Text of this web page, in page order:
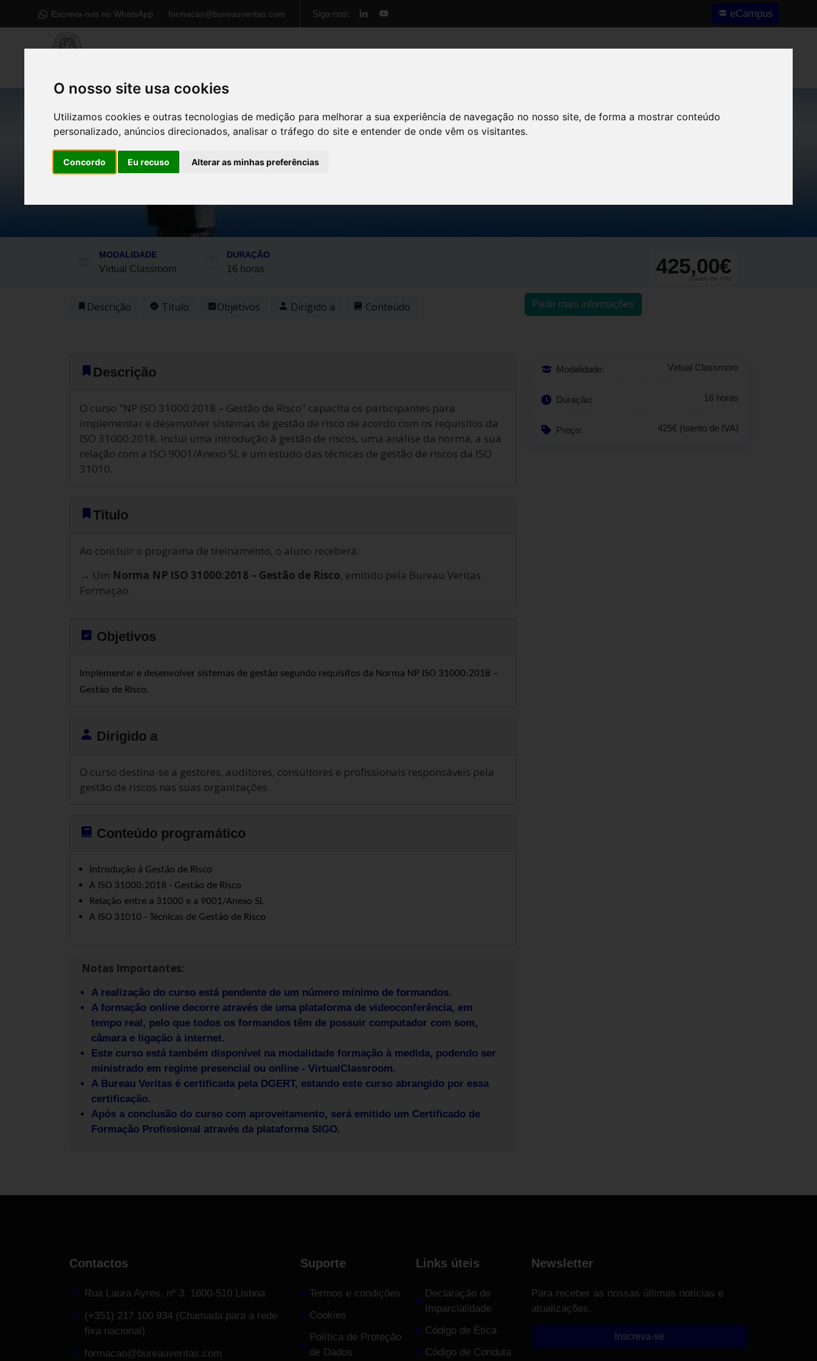
O nosso site usa cookies
Utilizamos cookies e outras tecnologias de medição para melhorar a sua experiência de navegação no nosso site, de forma a mostrar conteúdo
personalizado, anúncios direcionados, analisar o tráfego do site e entender de onde vêm os visitantes.
Concordo Eu recuso Alterar as minhas preferências
Escreva-nos no WhatsApp formacao@bureauveritas.com Siga-nos: eCampus
Curso de Norma NP ISO 31000:2018 – Gestão de Risco
MODALIDADE
Virtual Classroom
DURAÇÃO
16 horas 425,00€
(Isento de IVA)
Descrição Título Objetivos Dirigido a Conteúdo Pedir mais informações
Descrição
O curso "NP ISO 31000:2018 – Gestão de Risco" capacita os participantes para
implementar e desenvolver sistemas de gestão de risco de acordo com os requisitos da
ISO 31000:2018. Inclui uma introdução à gestão de riscos, uma análise da norma, a sua
relação com a ISO 9001/Anexo SL e um estudo das técnicas de gestão de riscos da ISO
31010.
Título
Ao concluir o programa de treinamento, o aluno receberá:
→ Um Norma NP ISO 31000:2018 – Gestão de Risco, emitido pela Bureau Veritas
Formaçao.
Objetivos
Implementar e desenvolver sistemas de gestão segundo requisitos da Norma NP ISO 31000:2018 –
Gestão de Risco.
Dirigido a
O curso destina-se a gestores, auditores, consultores e profissionais responsáveis pela
gestão de riscos nas suas organizações.
Conteúdo programático
Introdução à Gestão de Risco
A ISO 31000:2018 - Gestão de Risco
Relação entre a 31000 e a 9001/Anexo SL
A ISO 31010 - Técnicas de Gestão de Risco
Notas Importantes:
A realização do curso está pendente de um número mínimo de formandos.
A formação online decorre através de uma plataforma de videoconferência, em
tempo real, pelo que todos os formandos têm de possuir computador com som,
câmara e ligação à internet.
Este curso está também disponível na modalidade formação à medida, podendo ser
ministrado em regime presencial ou online - VirtualClassroom.
A Bureau Veritas é certificada pela DGERT, estando este curso abrangido por essa
certificação.
Após a conclusão do curso com aproveitamento, será emitido um Certificado de
Formação Profissional através da plataforma SIGO.
Modalidade: Virtual Classroom
Duração: 16 horas
Preço: 425€ (Isento de IVA)
Contactos
Rua Laura Ayres, nº 3. 1600-510 Lisboa
(+351) 217 100 934 (Chamada para a rede
fixa nacional)
formacao@bureauveritas.com
Suporte
Termos e condições
Cookies
Política de Proteção
de Dados
Links úteis
Declaração de
Imparcialidade
Código de Ética
Código de Conduta
Newsletter
Para receber as nossas últimas notícias e
atualizações.
Inscreva-se